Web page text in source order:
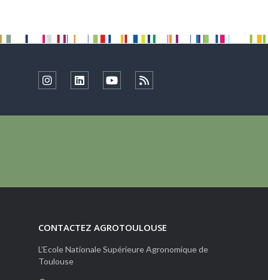
CONTACTEZ AGROTOULOUSE
L’Ecole Nationale Supérieure Agronomique de
Toulouse